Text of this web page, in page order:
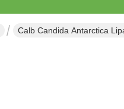
Calb Candida Antarctica